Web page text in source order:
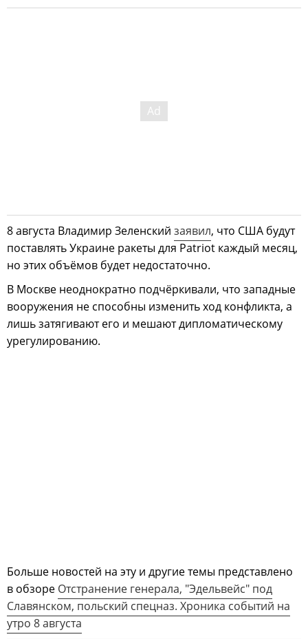
8 августа Владимир Зеленский заявил, что США будут
поставлять Украине ракеты для Patriot каждый месяц,
но этих объёмов будет недостаточно.
В Москве неоднократно подчёркивали, что западные
вооружения не способны изменить ход конфликта, а
лишь затягивают его и мешают дипломатическому
урегулированию.
Больше новостей на эту и другие темы представлено
в обзоре Отстранение генерала, "Эдельвейс" под
Славянском, польский спецназ. Хроника событий на
утро 8 августа